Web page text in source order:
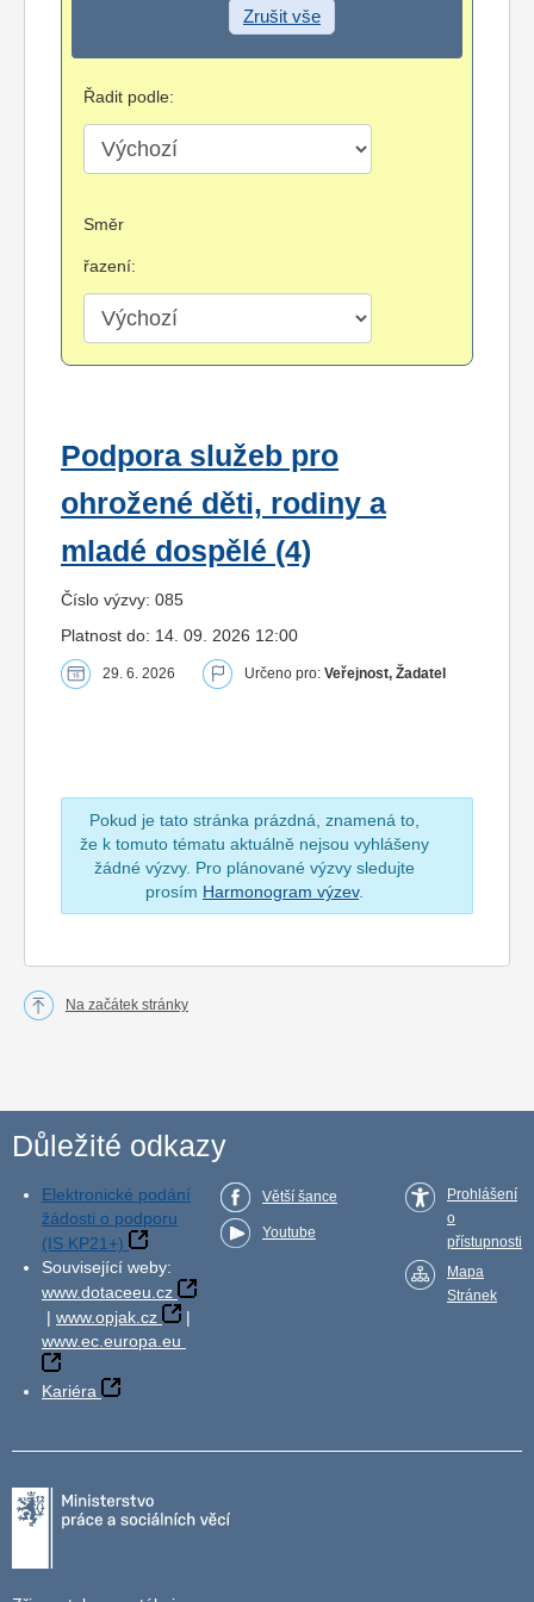
Zrušit vše
Řadit podle:
Směr
řazení:
Podpora služeb pro
ohrožené děti, rodiny a
mladé dospělé (4)
Číslo výzvy: 085
Platnost do: 14. 09. 2026 12:00
29. 6. 2026 Určeno pro: Veřejnost, Žadatel
Pokud je tato stránka prázdná, znamená to,
že k tomuto tématu aktuálně nejsou vyhlášeny
žádné výzvy. Pro plánované výzvy sledujte
prosím Harmonogram výzev.
Na začátek stránky
Důležité odkazy
Elektronické podání
žádosti o podporu
(IS KP21+)
Související weby:
www.dotaceeu.cz
| www.opjak.cz
|
www.ec.europa.eu
Kariéra
Větší šance
Youtube
Prohlášení
o
přístupnosti
Mapa
Stránek